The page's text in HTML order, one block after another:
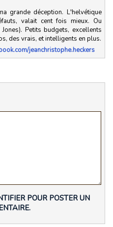
grande déception. L'helvétique
valait cent fois mieux. Ou
Petits budgets, excellents
des vrais, et intelligents en plus.
jeanchristophe.heckers
POUR POSTER UN